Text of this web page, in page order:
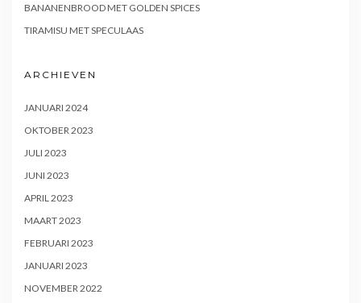
BANANENBROOD MET GOLDEN SPICES
TIRAMISU MET SPECULAAS
ARCHIEVEN
JANUARI 2024
OKTOBER 2023
JULI 2023
JUNI 2023
APRIL 2023
MAART 2023
FEBRUARI 2023
JANUARI 2023
NOVEMBER 2022